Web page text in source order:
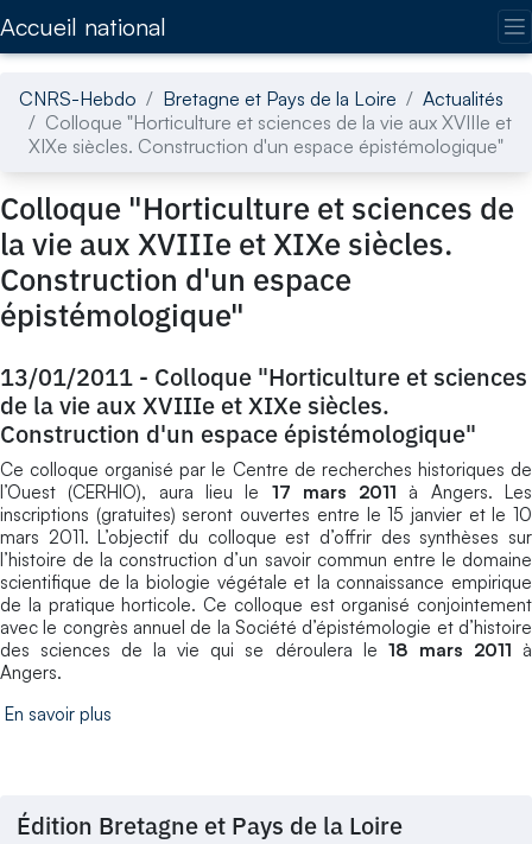
Accueil national
CNRS-Hebdo Bretagne et Pays de la Loire
Actualités
Colloque "Horticulture et sciences de la vie aux XVIIIe et
XIXe siècles. Construction d'un espace épistémologique"
Colloque "Horticulture et sciences de
la vie aux XVIIIe et XIXe siècles.
Construction d'un espace
épistémologique"
13/01/2011 - Colloque "Horticulture et sciences
de la vie aux XVIIIe et XIXe siècles.
Construction d'un espace épistémologique"
Ce colloque organisé par le Centre de recherches historiques de
l’Ouest (CERHIO), aura lieu le 17 mars 2011 à Angers. Les
inscriptions (gratuites) seront ouvertes entre le 15 janvier et le 10
mars 2011. L’objectif du colloque est d’offrir des synthèses sur
l’histoire de la construction d’un savoir commun entre le domaine
scientifique de la biologie végétale et la connaissance empirique
de la pratique horticole. Ce colloque est organisé conjointement
avec le congrès annuel de la Société d’épistémologie et d’histoire
des sciences de la vie qui se déroulera le 18 mars 2011 à
Angers.
En savoir plus
Édition Bretagne et Pays de la Loire